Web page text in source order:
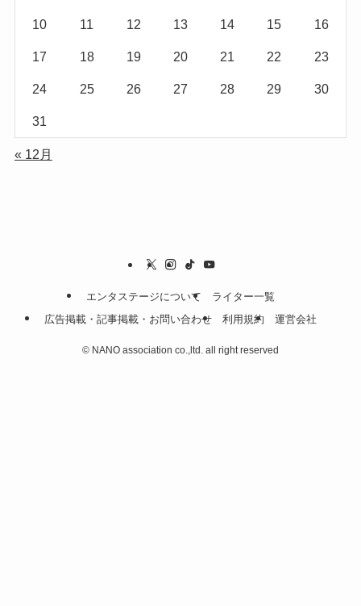
10 11 12 13 14 15 16
17 18 19 20 21 22 23
24 25 26 27 28 29 30
31
« 12月
エンタステージについて
ライター一覧
広告掲載・記事掲載・お問い合わせ
利用規約 運営会社
© NANO association co.,ltd. all right reserved